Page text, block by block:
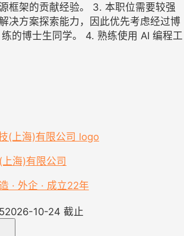
框架的贡献经验。 3. 本职位需要较强
决方案探索能力，因此优先考虑经过博
的博士生同学。 4. 熟练使用 AI 编程工
海)有限公司
· 外企 · 成立22年
2026-10-24 截止